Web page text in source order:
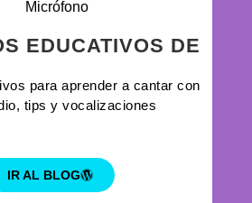
EDUCATIVOS DE
para aprender a cantar con
tips y vocalizaciones
IR AL BLOG